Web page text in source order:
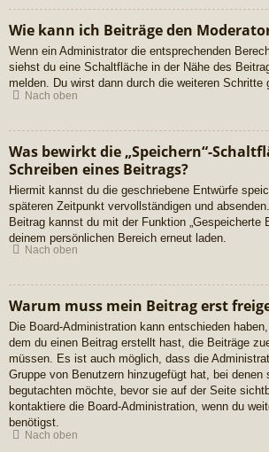
Wie kann ich Beiträge den
Wenn ein Administrator die entsprechenden
siehst du eine Schaltfläche in der Nähe des
melden. Du wirst dann durch die weiteren Schritte
Nach oben
Was bewirkt die „Speichern“-
Schreiben eines Beitrags?
Hiermit kannst du die geschriebene Entwürfe
späteren Zeitpunkt vervollständigen und
Beitrag kannst du mit der Funktion „Gespeicherte
deinem persönlichen Bereich erneut laden.
Nach oben
Warum muss mein Beitrag erst
Die Board-Administration kann entschieden
dem du einen Beitrag erstellt hast, die Beiträge
müssen. Es ist auch möglich, dass die
Gruppe von Benutzern hinzugefügt hat, bei denen
begutachten möchte, bevor sie auf der Seite
kontaktiere die Board-Administration, wenn du
benötigst.
Nach oben